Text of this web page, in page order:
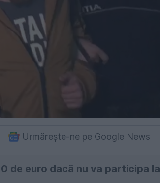
Urmărește-ne pe Google News
de euro dacă nu va participa la